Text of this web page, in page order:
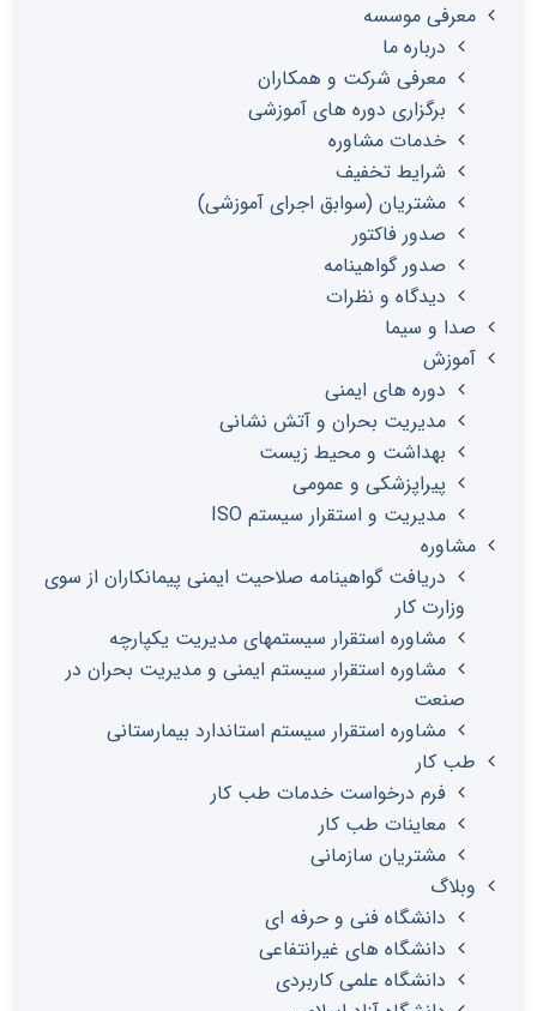
معرفی موسسه
درباره ما
معرفی شرکت و همکاران
برگزاری دوره های آموزشی
خدمات مشاوره
شرایط تخفیف
مشتریان (سوابق اجرای آموزشی)
صدور فاکتور
صدور گواهینامه
دیدگاه و نظرات
صدا و سیما
آموزش
دوره های ایمنی
مدیریت بحران و آتش نشانی
بهداشت و محیط زیست
پیراپزشکی و عمومی
مدیریت و استقرار سیستم ISO
مشاوره
دریافت گواهینامه صلاحیت ایمنی پیمانکاران از سوی
وزارت کار
مشاوره استقرار سیستمهای مدیریت یکپارچه
مشاوره استقرار سیستم ایمنی و مدیریت بحران در
صنعت
مشاوره استقرار سیستم استاندارد بیمارستانی
طب کار
فرم درخواست خدمات طب کار
معاینات طب کار
مشتریان سازمانی
وبلاگ
دانشگاه فنی و حرفه ای
دانشگاه های غیرانتفاعی
دانشگاه علمی کاربردی